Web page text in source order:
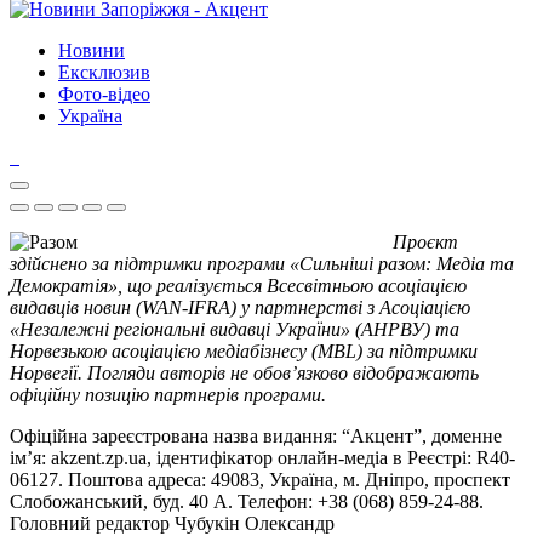
Новини
Ексклюзив
Фото-відео
Україна
Проєкт
здійснено за підтримки програми «Сильніші разом: Медіа та
Демократія», що реалізується Всесвітньою асоціацією
видавців новин (WAN-IFRA) у партнерстві з Асоціацією
«Незалежні регіональні видавці України» (АНРВУ) та
Норвезькою асоціацією медіабізнесу (MBL) за підтримки
Норвегії. Погляди авторів не обов’язково відображають
офіційну позицію партнерів програми.
Офіційна зареєстрована назва видання: “Акцент”, доменне
ім’я: akzent.zp.ua, ідентифікатор онлайн-медіа в Реєстрі: R40-
06127. Поштова адреса: 49083, Україна, м. Дніпро, проспект
Слобожанський, буд. 40 А. Телефон: +38 (068) 859-24-88.
Головний редактор Чубукін Олександр